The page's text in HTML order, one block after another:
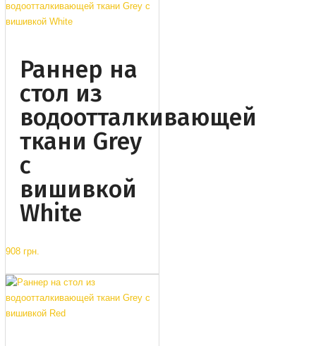
Раннер на
стол из
водоотталкивающей
ткани Grey
с
вишивкой
White
908 грн.